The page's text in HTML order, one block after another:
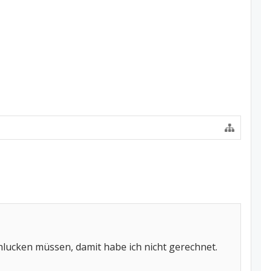
müssen, damit habe ich nicht gerechnet.